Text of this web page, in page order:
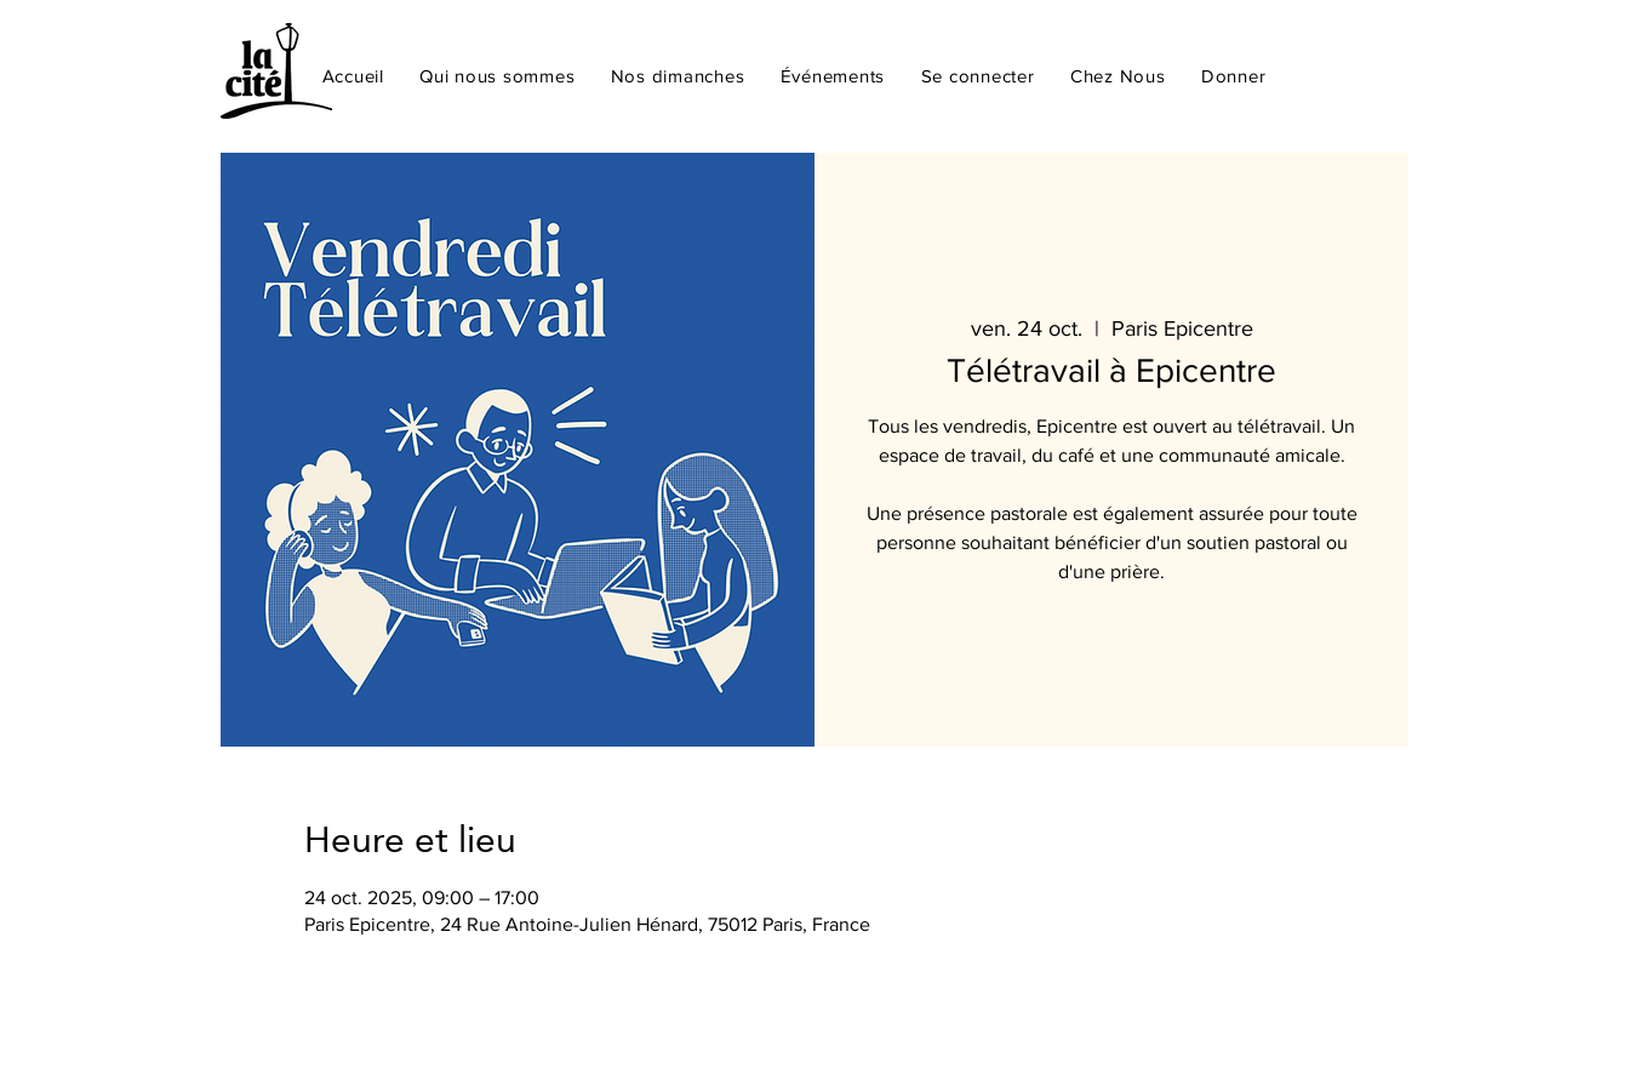
Accueil Qui nous sommes Nos dimanches Événements Se connecter Chez Nous Donner
ven. 24 oct.
  |
Paris Epicentre
Télétravail à Epicentre
Tous les vendredis, Epicentre est ouvert au télétravail. Un
espace de travail, du café et une communauté amicale.
Une présence pastorale est également assurée pour toute
personne souhaitant bénéficier d'un soutien pastoral ou
Heure et lieu
24 oct. 2025, 09:00 – 17:00
Paris Epicentre, 24 Rue Antoine-Julien Hénard, 75012 Paris, France